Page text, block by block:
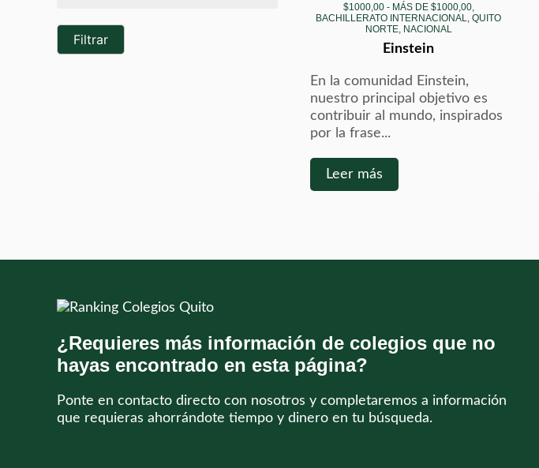
Filtrar
$1000,00 - MÁS DE $1000,00,
BACHILLERATO INTERNACIONAL, QUITO
NORTE, NACIONAL
Einstein
En la comunidad Einstein,
nuestro principal objetivo es
contribuir al mundo, inspirados
por la frase...
Leer más
¿Requieres más información de colegios que no
hayas encontrado en esta página?
Ponte en contacto directo con nosotros y completaremos a información
que requieras ahorrándote tiempo y dinero en tu búsqueda.